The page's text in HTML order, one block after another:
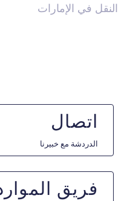
النقل في الإمارات
اتصال
الدردشة مع خبيرنا
فريق